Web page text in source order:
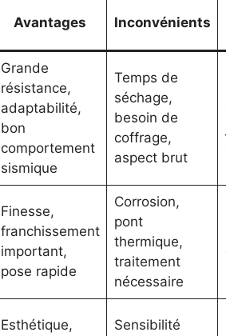
Avantages Inconvénients
Grande
résistance,
adaptabilité,
bon
comportement
sismique
Temps de
séchage,
besoin de
coffrage,
aspect brut
Finesse,
franchissement
important,
pose rapide
Corrosion,
pont
thermique,
traitement
nécessaire
Esthétique,
Sensibilité